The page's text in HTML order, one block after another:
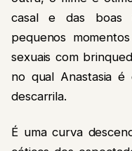
casal e das boas
pequenos
sexuais com
no qual Anastasia
descarrila.
É uma curva